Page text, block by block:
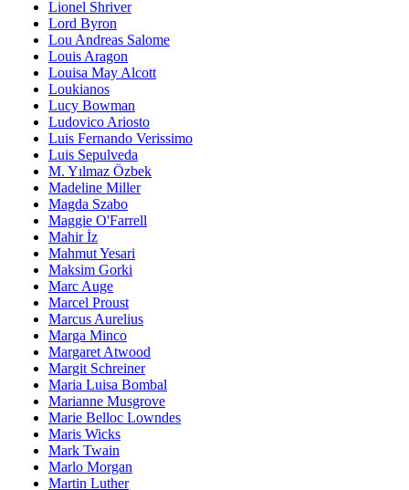
Lionel Shriver
Lord Byron
Lou Andreas Salome
Louis Aragon
Louisa May Alcott
Loukianos
Lucy Bowman
Ludovico Ariosto
Luis Fernando Verissimo
Luis Sepulveda
M. Yılmaz Özbek
Madeline Miller
Magda Szabo
Maggie O'Farrell
Mahir İz
Mahmut Yesari
Maksim Gorki
Marc Auge
Marcel Proust
Marcus Aurelius
Marga Minco
Margaret Atwood
Margit Schreiner
Maria Luisa Bombal
Marianne Musgrove
Marie Belloc Lowndes
Maris Wicks
Mark Twain
Marlo Morgan
Martin Luther